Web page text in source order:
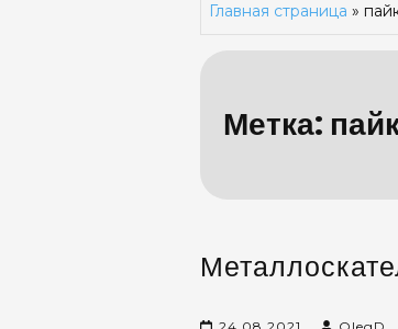
Главная страница »
Метка: